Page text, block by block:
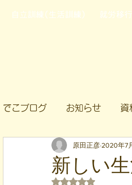
自立訓練(生活訓練) 就労移
でこブログ お知らせ 資
新しい
原田正彦 2020年7
5つ星のうちNaN